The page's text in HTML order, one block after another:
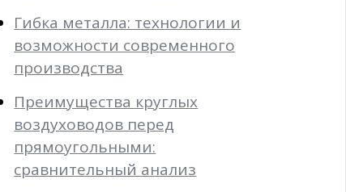
Гибка металла: технологии и
возможности современного
производства
Преимущества круглых
воздуховодов перед
прямоугольными:
сравнительный анализ